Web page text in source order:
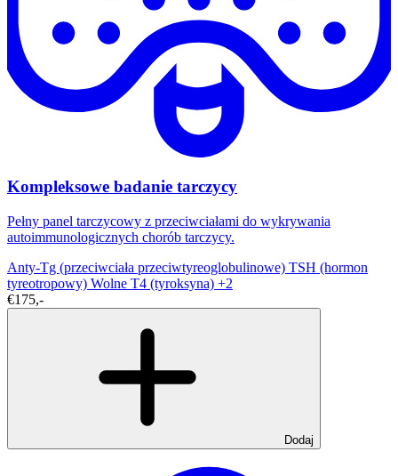
Kompleksowe badanie tarczycy
Pełny panel tarczycowy z przeciwciałami do wykrywania
autoimmunologicznych chorób tarczycy.
Anty-Tg (przeciwciała przeciwtyreoglobulinowe) TSH (hormon
tyreotropowy) Wolne T4 (tyroksyna) +2
€175,-
Dodaj